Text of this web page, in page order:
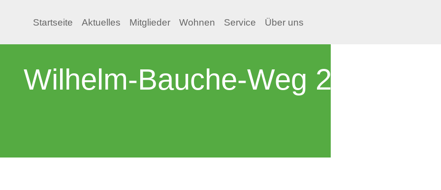
Startseite Aktuelles Mitglieder Wohnen Service Über uns
Wilhelm-Bauche-Weg 2 - 4